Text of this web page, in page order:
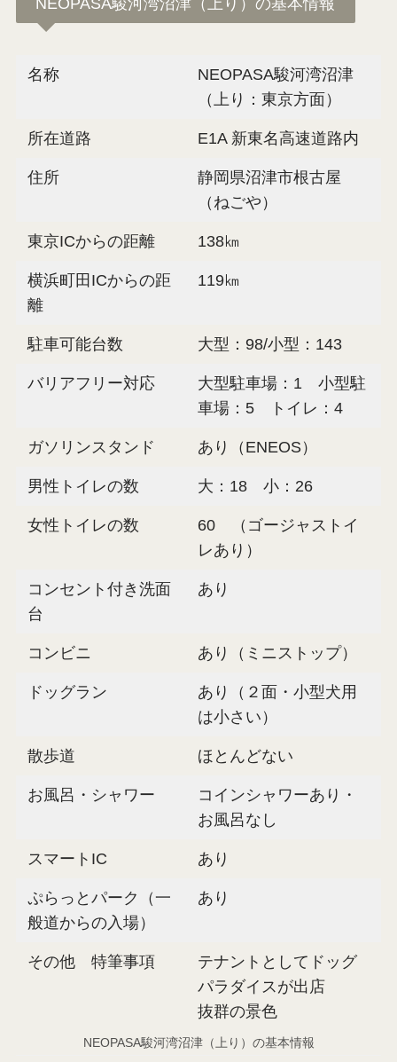
名称
NEOPASA駿河湾沼津
（上り：東京方面）
所在道路 E1A 新東名高速道路内
住所
静岡県沼津市根古屋
（ねごや）
東京ICからの距離 138㎞
横浜町田ICからの距
離
119㎞
駐車可能台数 大型：98/小型：143
バリアフリー対応
大型駐車場：1 小型駐
車場：5 トイレ：4
ガソリンスタンド あり（ENEOS）
男性トイレの数 大：18 小：26
女性トイレの数
60 （ゴージャストイ
レあり）
コンセント付き洗面
台
あり
コンビニ あり（ミニストップ）
ドッグラン
あり（２面・小型犬用
は小さい）
散歩道 ほとんどない
お風呂・シャワー
コインシャワーあり・
お風呂なし
スマートIC あり
ぷらっとパーク（一
般道からの入場）
あり
その他 特筆事項
テナントとしてドッグ
パラダイスが出店
抜群の景色
NEOPASA駿河湾沼津（上り）の基本情報